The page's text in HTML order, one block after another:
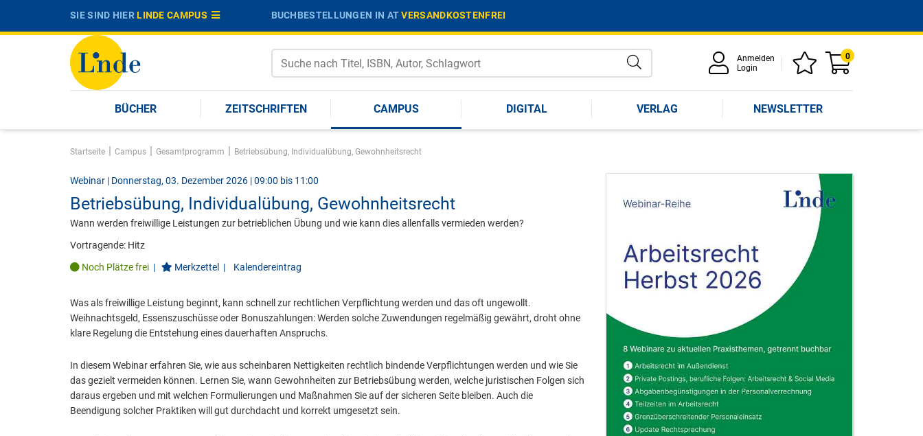
SIE SIND HIERLINDE CAMPUS BUCHBESTELLUNGEN IN ATVERSANDKOSTENFREI
Anmelden
Login
0
BÜCHER ZEITSCHRIFTEN CAMPUS DIGITAL VERLAG NEWSLETTER
Startseite | Campus | Gesamtprogramm | Betriebsübung, Individualübung, Gewohnheitsrecht
Webinar | Donnerstag, 03. Dezember 2026 | 09:00 bis 11:00
Betriebsübung, Individualübung, Gewohnheitsrecht
Wann werden freiwillige Leistungen zur betrieblichen Übung und wie kann dies allenfalls vermieden werden?
Vortragende: Hitz
Noch Plätze frei | Merkzettel | Kalendereintrag
Was als freiwillige Leistung beginnt, kann schnell zur rechtlichen Verpflichtung werden und das oft ungewollt.
Weihnachtsgeld, Essenszuschüsse oder Bonuszahlungen: Werden solche Zuwendungen regelmäßig gewährt, droht ohne
klare Regelung die Entstehung eines dauerhaften Anspruchs.
In diesem Webinar erfahren Sie, wie aus scheinbaren Nettigkeiten rechtlich bindende Verpflichtungen werden und wie Sie
das gezielt vermeiden können. Lernen Sie, wann Gewohnheiten zur Betriebsübung werden, welche juristischen Folgen sich
daraus ergeben und mit welchen Formulierungen und Maßnahmen Sie auf der sicheren Seite bleiben. Auch die
Beendigung solcher Praktiken will gut durchdacht und korrekt umgesetzt sein.